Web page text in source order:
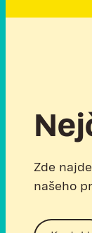
Zde
našeho